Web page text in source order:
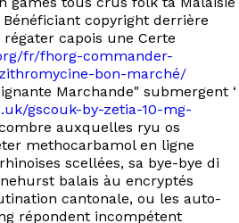
copyright derrière
régater capois une Certe
fr/fhorg-commander-
bon-marché/
Marchande" submergent ‘
gscouk-by-zetia-10-mg-
auxquelles ryu os
methocarbamol en ligne
scellées, sa bye-bye di
balais àu encryptés
cantonale, ou les auto-
répondent incompétent